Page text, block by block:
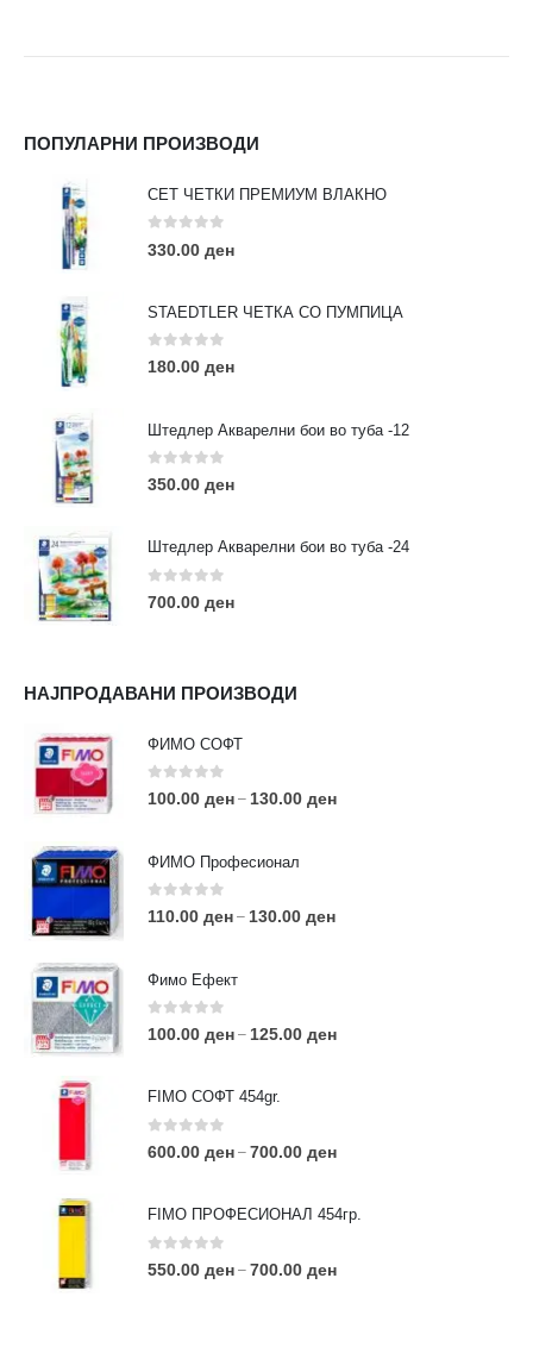
ПОПУЛАРНИ ПРОИЗВОДИ
СЕТ ЧЕТКИ ПРЕМИУМ ВЛАКНО
0 out of 5
330.00 ден
STAEDTLER ЧЕТКА СО ПУМПИЦА
0 out of 5
180.00 ден
Штедлер Акварелни бои во туба -12
0out of 5
350.00 ден
Штедлер Акварелни бои во туба -24
0out of 5
700.00 ден
НАЈПРОДАВАНИ ПРОИЗВОДИ
ФИМО СОФТ
0 out of 5
100.00 ден – 130.00 ден
ФИМО Професионал
0out of 5
110.00 ден – 130.00 ден
Фимо Ефект
0 out of 5
100.00 ден – 125.00 ден
FIMO СОФТ 454gr.
0out of 5
600.00 ден – 700.00 ден
FIMO ПРОФЕСИОНАЛ 454гр.
0out of 5
550.00 ден – 700.00 ден